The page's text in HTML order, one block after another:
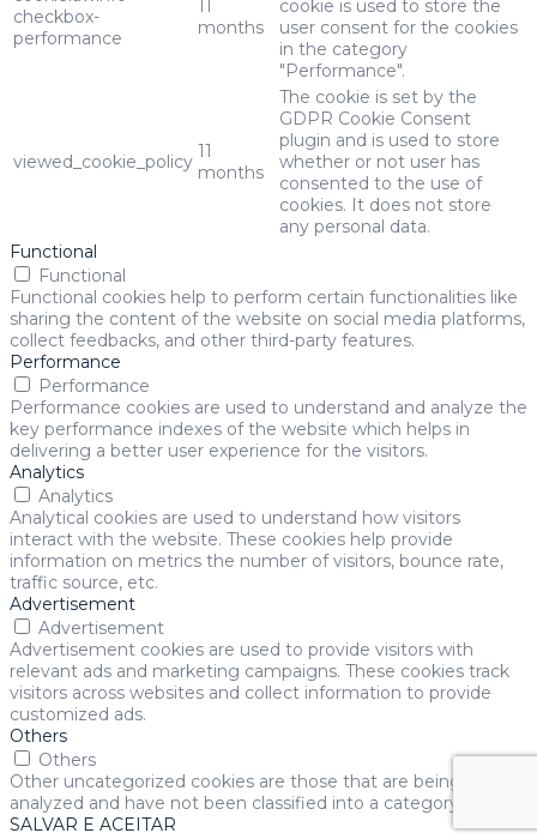
checkbox-
performance
11
months
cookie is used to store the
user consent for the cookies
in the category
"Performance".
viewed_cookie_policy 11
months
The cookie is set by the
GDPR Cookie Consent
plugin and is used to store
whether or not user has
consented to the use of
cookies. It does not store
any personal data.
Functional
Functional
Functional cookies help to perform certain functionalities like
sharing the content of the website on social media platforms,
collect feedbacks, and other third-party features.
Performance
Performance
Performance cookies are used to understand and analyze the
key performance indexes of the website which helps in
delivering a better user experience for the visitors.
Analytics
Analytics
Analytical cookies are used to understand how visitors
interact with the website. These cookies help provide
information on metrics the number of visitors, bounce rate,
traffic source, etc.
Advertisement
Advertisement
Advertisement cookies are used to provide visitors with
relevant ads and marketing campaigns. These cookies track
visitors across websites and collect information to provide
customized ads.
Others
Others
Other uncategorized cookies are those that are being
analyzed and have not been classified into a category as yet.
SALVAR E ACEITAR